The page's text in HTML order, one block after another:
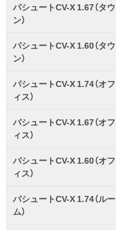
パシュートCV-X 1.67（タウ
ン）
パシュートCV-X 1.60（タウ
ン）
パシュートCV-X 1.74（オフ
ィス）
パシュートCV-X 1.67（オフ
ィス）
パシュートCV-X 1.60（オフ
ィス）
パシュートCV-X 1.74（ルー
ム）